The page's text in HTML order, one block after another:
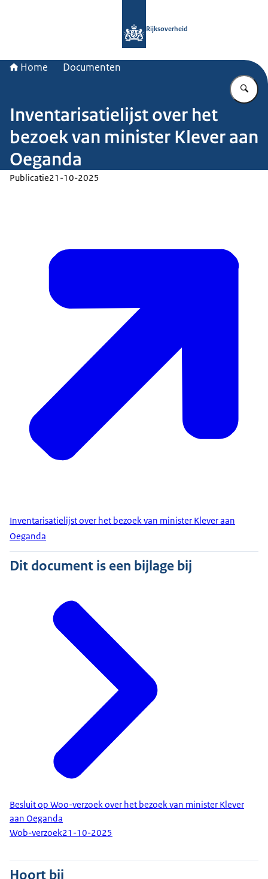
Rijksoverheid
Home Documenten
Inventarisatielijst over het
bezoek van minister Klever aan
Oeganda
Publicatie21-10-2025
Inventarisatielijst over het bezoek van minister Klever aan
Oeganda
Dit document is een bijlage bij
Besluit op Woo-verzoek over het bezoek van minister Klever
aan Oeganda
Wob-verzoek21-10-2025
Hoort bij